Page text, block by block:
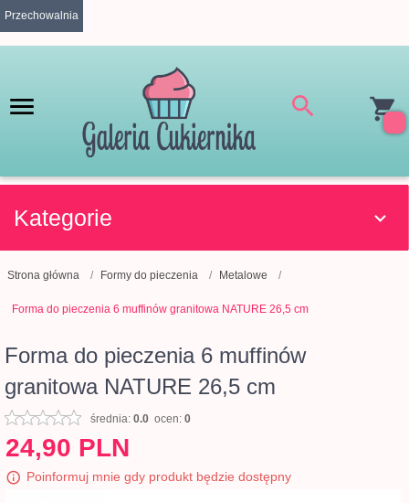
Przechowalnia
Kategorie
Strona główna Formy do pieczenia Metalowe
Forma do pieczenia 6 muffinów granitowa NATURE 26,5 cm
Forma do pieczenia 6 muffinów
granitowa NATURE 26,5 cm
średnia: 0.0 ocen: 0
24,90 PLN
Poinformuj mnie gdy produkt będzie dostępny